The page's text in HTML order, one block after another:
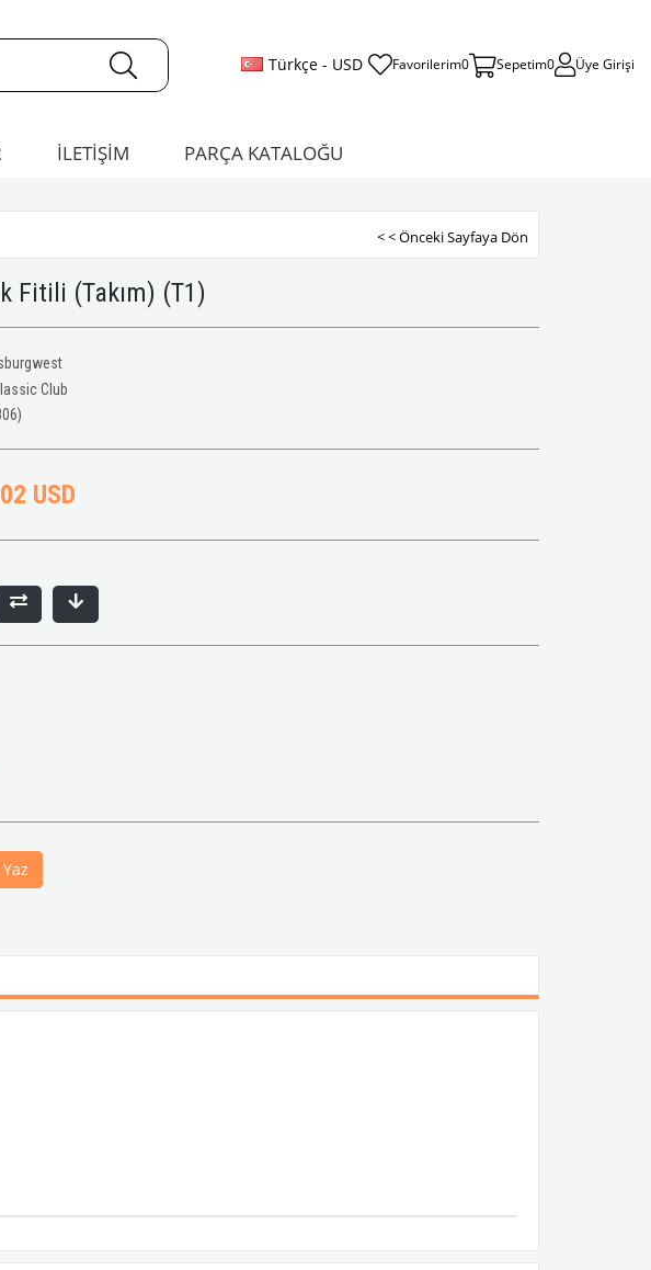
Türkçe - USD Favorilerim0 Sepetim0 Üye Girişi
İLETİŞİM PARÇA KATALOĞU
< < Önceki Sayfaya Dön
Fitili (Takım) (T1)
Club
USD